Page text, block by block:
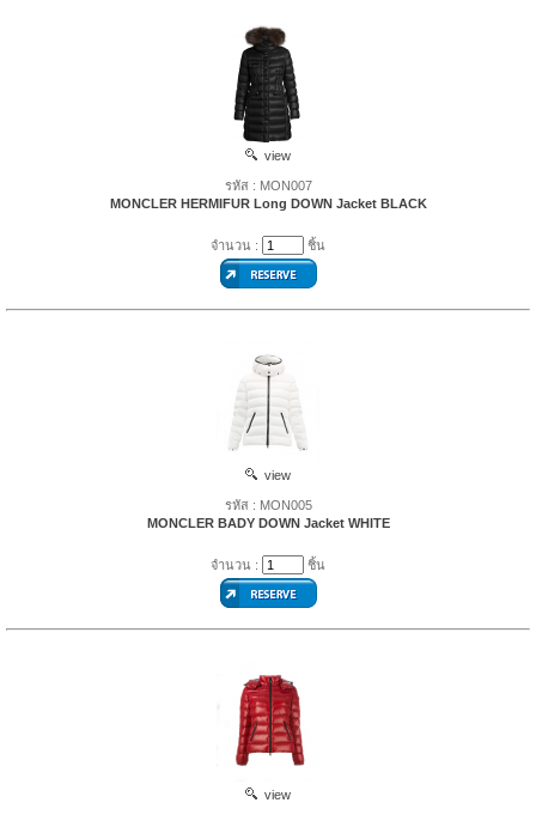
view
รหัส : MON007
MONCLER HERMIFUR Long DOWN Jacket BLACK
จำนวน : ชิ้น
view
รหัส : MON005
MONCLER BADY DOWN Jacket WHITE
จำนวน : ชิ้น
view